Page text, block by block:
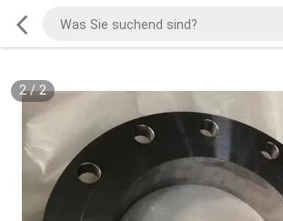
2/2